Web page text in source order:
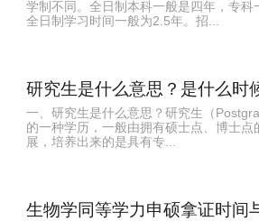
学制不同。全日制本科一般是四年，专科
全日制学习时间一般为2.5年。招...
研究生是什么意思？是什么时
一、研究生是什么意思？研究生（
的一种学历，一般由拥有硕士点、博士点
展，培养出来的是具有专...
生物学同等学力申硕拿证时间